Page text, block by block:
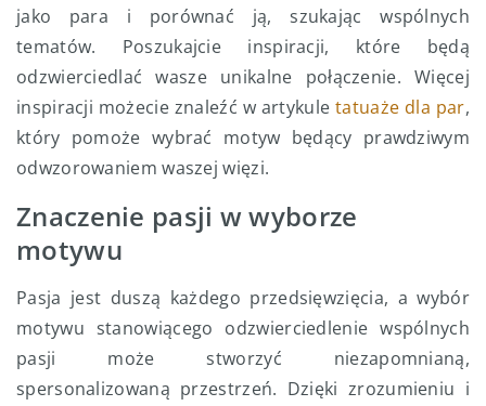
jako para i porównać ją, szukając wspólnych
tematów. Poszukajcie inspiracji, które będą
odzwierciedlać wasze unikalne połączenie. Więcej
inspiracji możecie znaleźć w artykuletatuaże dla par,
który pomoże wybrać motyw będący prawdziwym
odwzorowaniem waszej więzi.
Znaczenie pasji w wyborze
motywu
Pasja jest duszą każdego przedsięwzięcia, a wybór
motywu stanowiącego odzwierciedlenie wspólnych
pasji może stworzyć niezapomnianą,
spersonalizowaną przestrzeń. Dzięki zrozumieniu i